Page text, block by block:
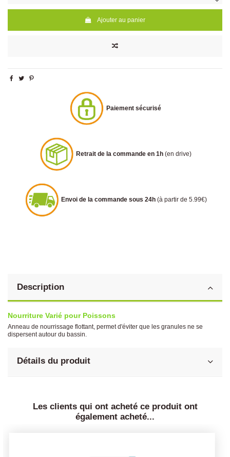
Ajouter au panier
Paiement sécurisé
Retrait de la commande en 1h (en drive)
Envoi de la commande sous 24h (à partir de 5.99€)
Description
Nourriture Varié pour Poissons
Anneau de nourrissage flottant, permet d'éviter que les granules ne se
dispersent autour du bassin.
Détails du produit
Les clients qui ont acheté ce produit ont
également acheté...